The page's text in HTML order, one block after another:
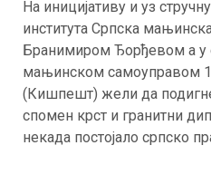
На иницијативу и уз
института Српска
Бранимиром Ђорђевом а у
мањинском самоуправом
(Кишпешт) жели да
спомен крст и гранитни
некада постојало српско